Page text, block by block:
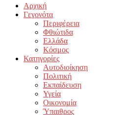
Facebook
Twitter
Instagram
Youtube
Email
Αρχική
Γεγονότα
Περιφέρεια
Φθιώτιδα
Ελλάδα
Κόσμος
Κατηγορίες
Αυτοδιοίκηση
Πολιτική
Εκπαίδευση
Υγεία
Οικονομία
Ύπαιθρος